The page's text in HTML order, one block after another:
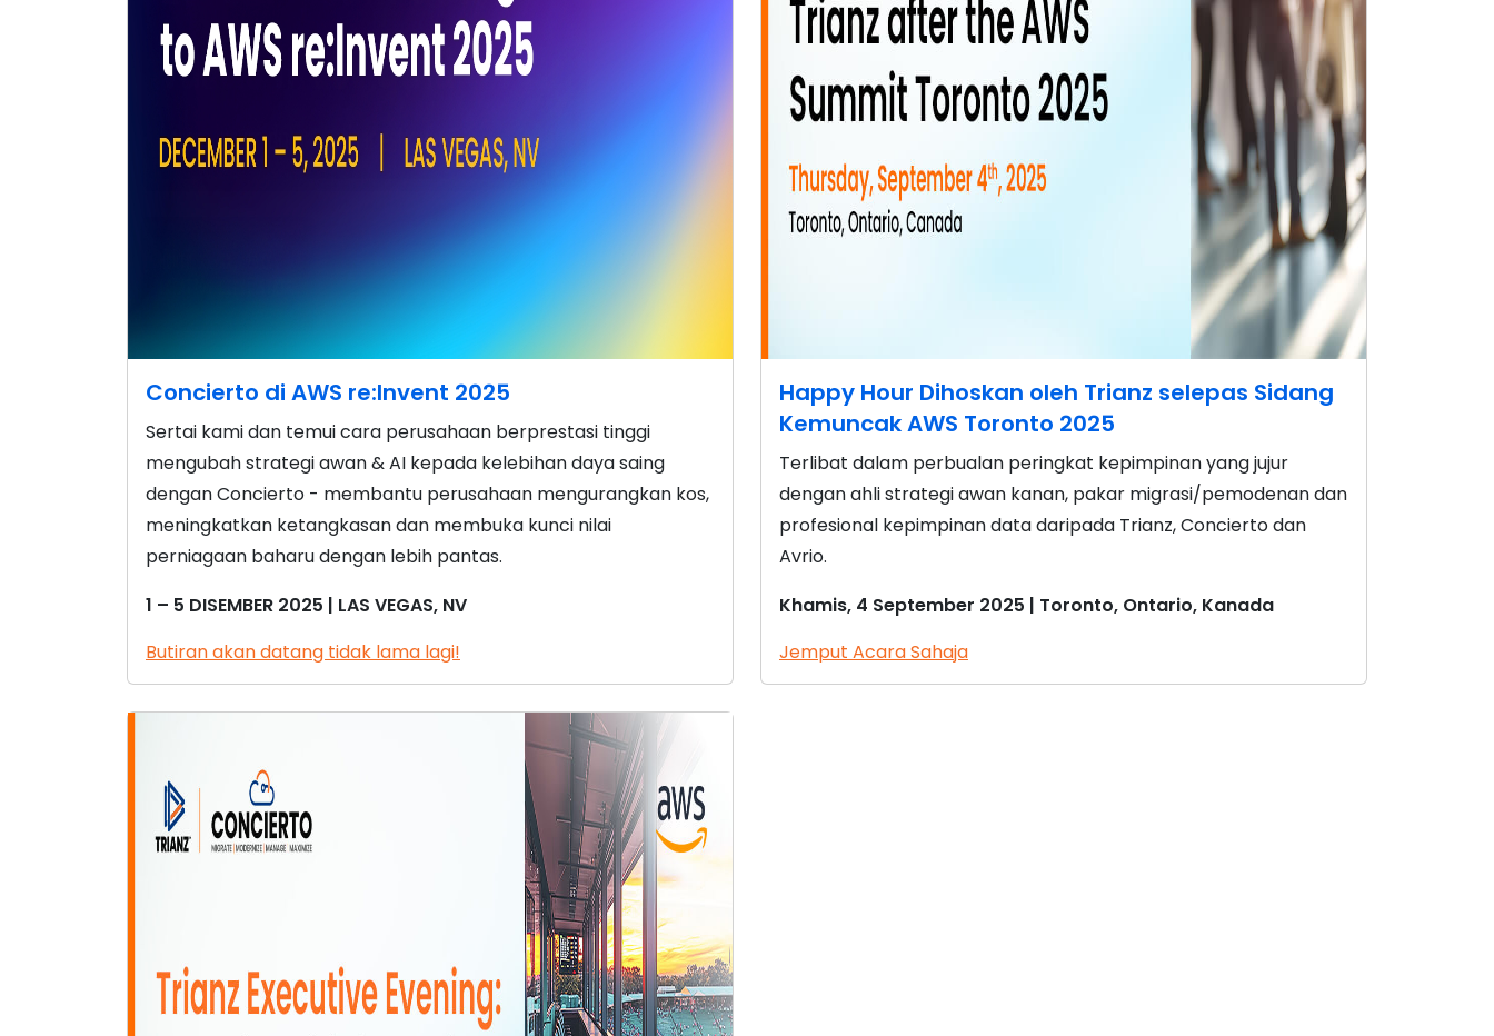
Concierto di AWS re:Invent 2025
Sertai kami dan temui cara perusahaan berprestasi tinggi
mengubah strategi awan & AI kepada kelebihan daya saing
dengan Concierto - membantu perusahaan mengurangkan kos,
meningkatkan ketangkasan dan membuka kunci nilai
perniagaan baharu dengan lebih pantas.
1 – 5 DISEMBER 2025 | LAS VEGAS, NV
Butiran akan datang tidak lama lagi!
Happy Hour Dihoskan oleh Trianz selepas Sidang
Kemuncak AWS Toronto 2025
Terlibat dalam perbualan peringkat kepimpinan yang jujur
dengan ahli strategi awan kanan, pakar migrasi/pemodenan dan
profesional kepimpinan data daripada Trianz, Concierto dan
Avrio.
Khamis, 4 September 2025 | Toronto, Ontario, Kanada
Jemput Acara Sahaja